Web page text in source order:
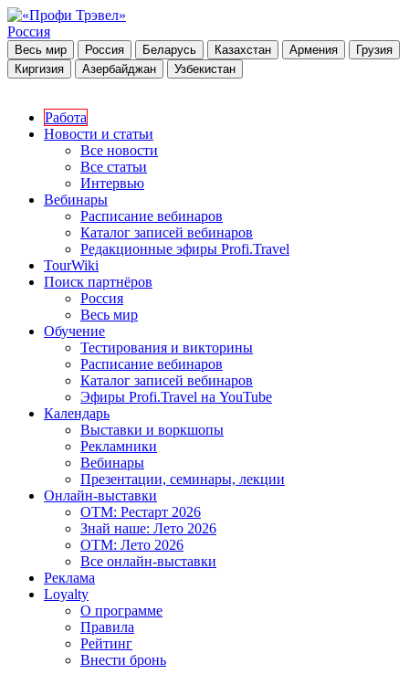
Россия
Весь мир Россия Беларусь Казахстан Армения
Грузия
Киргизия
Азербайджан Узбекистан
Работа
Новости и статьи
Все новости
Все статьи
Интервью
Вебинары
Расписание вебинаров
Каталог записей вебинаров
Редакционные эфиры Profi.Travel
TourWiki
Поиск партнёров
Россия
Весь мир
Обучение
Тестирования и викторины
Расписание вебинаров
Каталог записей вебинаров
Эфиры Profi.Travel на YouTube
Календарь
Выставки и воркшопы
Рекламники
Вебинары
Презентации, семинары, лекции
Онлайн-выставки
OTM: Рестарт 2026
Знай наше: Лето 2026
OTM: Лето 2026
Все онлайн-выставки
Реклама
Loyalty
О программе
Правила
Рейтинг
Внести бронь